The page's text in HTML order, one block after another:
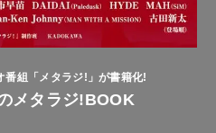
番組「メタラジ!」が書籍化!
メタラジ!BOOK